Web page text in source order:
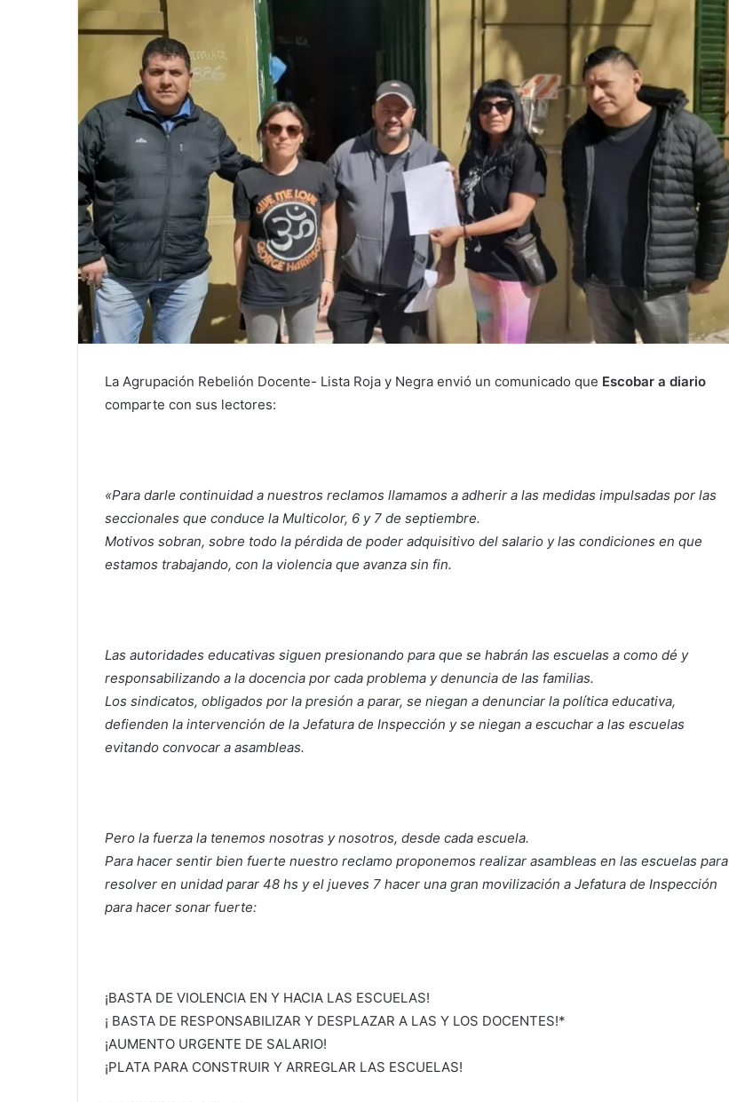
La Agrupación Rebelión Docente- Lista Roja y Negra envió un comunicado que Escobar a diario
comparte con sus lectores:
«Para darle continuidad a nuestros reclamos llamamos a adherir a las medidas impulsadas por las
seccionales que conduce la Multicolor, 6 y 7 de septiembre.
Motivos sobran, sobre todo la pérdida de poder adquisitivo del salario y las condiciones en que
estamos trabajando, con la violencia que avanza sin fin.
Las autoridades educativas siguen presionando para que se habrán las escuelas a como dé y
responsabilizando a la docencia por cada problema y denuncia de las familias.
Los sindicatos, obligados por la presión a parar, se niegan a denunciar la política educativa,
defienden la intervención de la Jefatura de Inspección y se niegan a escuchar a las escuelas
evitando convocar a asambleas.
Pero la fuerza la tenemos nosotras y nosotros, desde cada escuela.
Para hacer sentir bien fuerte nuestro reclamo proponemos realizar asambleas en las escuelas para
resolver en unidad parar 48 hs y el jueves 7 hacer una gran movilización a Jefatura de Inspección
para hacer sonar fuerte:
¡BASTA DE VIOLENCIA EN Y HACIA LAS ESCUELAS!
¡ BASTA DE RESPONSABILIZAR Y DESPLAZAR A LAS Y LOS DOCENTES!*
¡AUMENTO URGENTE DE SALARIO!
¡PLATA PARA CONSTRUIR Y ARREGLAR LAS ESCUELAS!